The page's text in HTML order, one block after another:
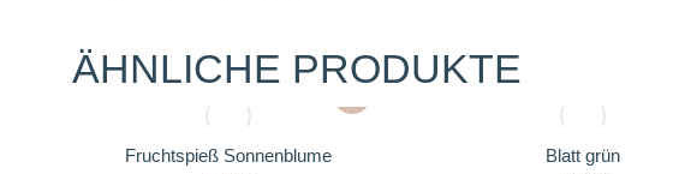
ÄHNLICHE PRODUKTE
Fruchtspieß Sonnenblume
Blatt grün